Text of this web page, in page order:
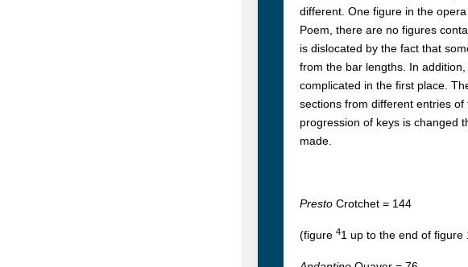
different. One figure in the
Poem, there are no figures
is dislocated by the fact that
from the bar lengths. In
complicated in the first place.
sections from different entries
progression of keys is changed
made.
Presto Crotchet = 144
(figure 41 up to the end of figure